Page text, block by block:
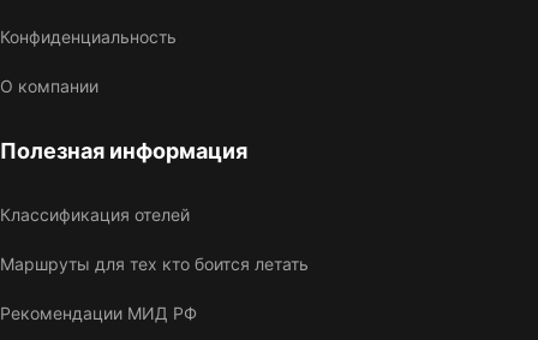
Конфиденциальность
О компании
Полезная информация
Классификация отелей
Маршруты для тех кто боится летать
Рекомендации МИД РФ